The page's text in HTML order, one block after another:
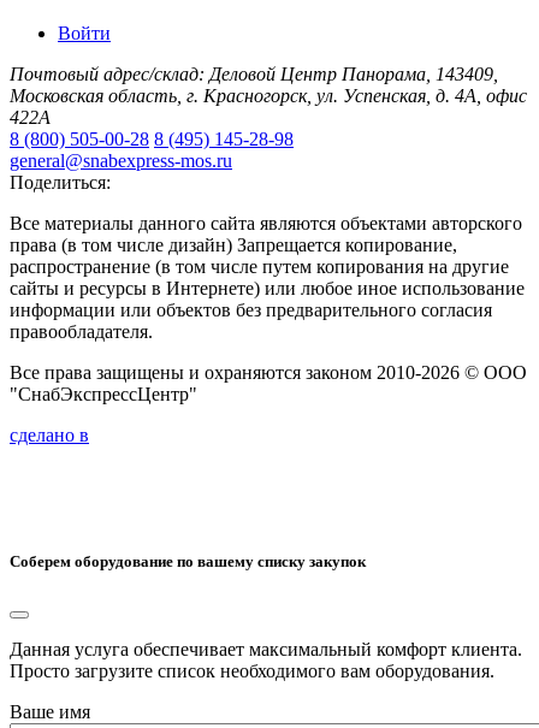
Войти
Почтовый адрес/склад: Деловой Центр Панорама, 143409,
Московская область, г. Красногорск, ул. Успенская, д. 4А, офис
422А
8 (800) 505-00-28 8 (495) 145-28-98
general@snabexpress-mos.ru
Поделиться:
Все материалы данного сайта являются объектами авторского
права (в том числе дизайн) Запрещается копирование,
распространение (в том числе путем копирования на другие
сайты и ресурсы в Интернете) или любое иное использование
информации или объектов без предварительного согласия
правообладателя.
Все права защищены и охраняются законом 2010-2026 © ООО
"СнабЭкспрессЦентр"
сделано в
Соберем оборудование по вашему списку закупок
Данная услуга обеспечивает максимальный комфорт клиента.
Просто загрузите список необходимого вам оборудования.
Ваше имя